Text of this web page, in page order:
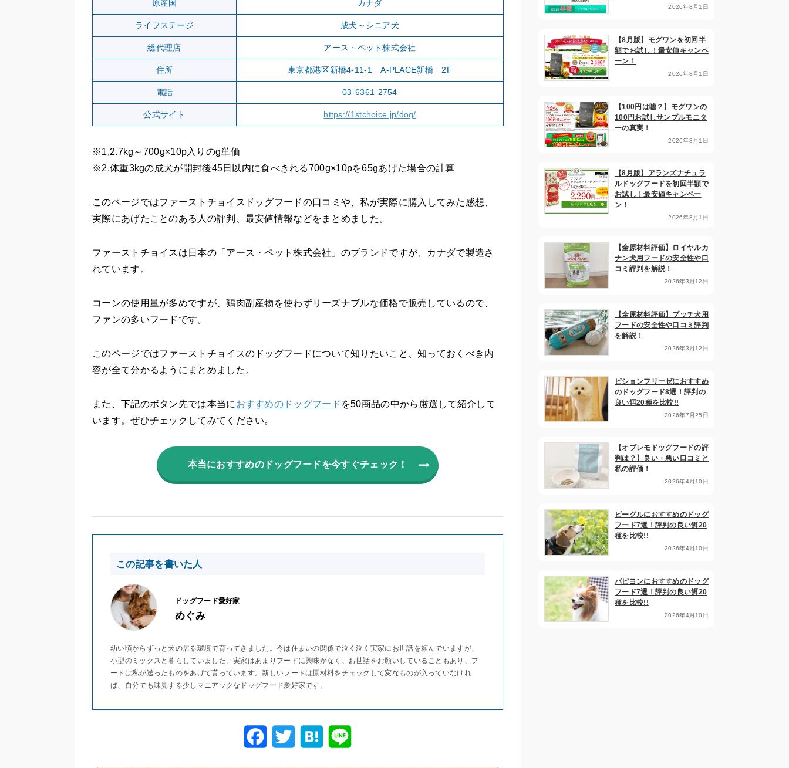
原産国 カナダ
ライフステージ 成犬～シニア犬
総代理店 アース・ペット株式会社
住所 東京都港区新橋4-11-1 A-PLACE新橋 2F
電話 03-6361-2754
公式サイト https://1stchoice.jp/dog/
※1,2.7kg～700g×10p入りのg単価
※2,体重3kgの成犬が開封後45日以内に食べきれる700g×10pを65gあげた場合の計算
このページではファーストチョイスドッグフードの口コミ や、私が実際に購入してみた感想、
実際にあげたことのある人の評判、最安値情報などをまとめました。
ファーストチョイスは日本の「アース・ペット株式会社」のブランドですが、カナダで製造さ
れています。
コーンの使用量が多めですが、鶏肉副産物を使わずリーズナブルな価格で販売しているので、
ファンの多いフードです。
このページではファーストチョイスのドッグフードについて知りたいこと、知っておくべき内
容が全て分かるようにまとめました。
また、下記のボタン先では本当に おすすめのドッグフード を50商品の中から厳選して紹介して
います。ぜひチェックしてみてください。
本当におすすめのドッグフードを今すぐチェック！
この記事を書いた人
ドッグフード愛好家
めぐみ
幼い頃からずっと犬の居る環境で育ってきました。今は住まいの関係で泣く泣く実家にお世話を頼んでいますが、
小型のミックスと暮らしていました。実家はあまりフードに興味がなく、お世話をお願いしていることもあり、フ
ードは私が送ったものをあげて貰っています。新しいフードは原材料をチェックして変なものが入っていなけれ
ば、自分でも味見する少しマニアックなドッグフード愛好家です。
F T H
2026年8月1日
【8月版】モグワンを初回半
額でお試し！最安値キャンペ
ーン！
2026年8月1日
【100円は嘘？】モグワンの
100円お試しサンプルモニタ
ーの真実！
2026年8月1日
【8月版】アランズナチュラ
ルドッグフードを初回半額で
お試し！最安値キャンペー
ン！
2026年8月1日
【全原材料評価】ロイヤルカ
ナン犬用フードの安全性や口
コミ評判を解説！
2026年3月12日
【全原材料評価】ブッチ犬用
フードの安全性や口コミ評判
を解説！
2026年3月12日
ビションフリーゼにおすすめ
のドッグフード8選！評判の
良い餌20種を比較!!
2026年7月25日
【オブレモドッグフードの評
判は？】良い・悪い口コミと
私の評価！
2026年4月10日
ビーグルにおすすめのドッグ
フード7選！評判の良い餌20
種を比較!!
2026年4月10日
パピヨンにおすすめのドッグ
フード7選！評判の良い餌20
種を比較!!
2026年4月10日